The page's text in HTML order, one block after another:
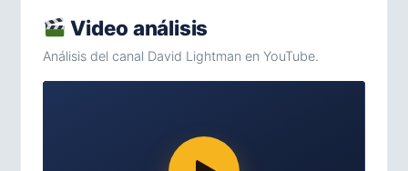
Video análisis
Análisis del canal David Lightman en YouTube.